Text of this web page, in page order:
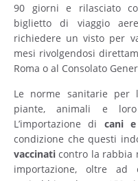
90 giorni e rilasciato
biglietto di viaggio
richiedere un visto per
mesi rivolgendosi
Roma o al Consolato
Le norme sanitarie per
piante, animali e
L’importazione di cani
condizione che questi
vaccinati contro la rabbia
importazione, oltre